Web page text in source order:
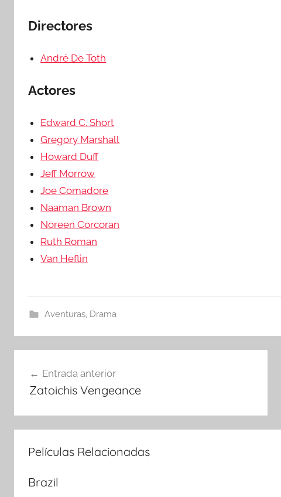
Directores
André De Toth
Actores
Edward C. Short
Gregory Marshall
Howard Duff
Jeff Morrow
Joe Comadore
Naaman Brown
Noreen Corcoran
Ruth Roman
Van Heflin
Aventuras, Drama
Navegación
de
entradas
Entrada anterior
Zatoichis Vengeance
Películas Relacionadas
Brazil